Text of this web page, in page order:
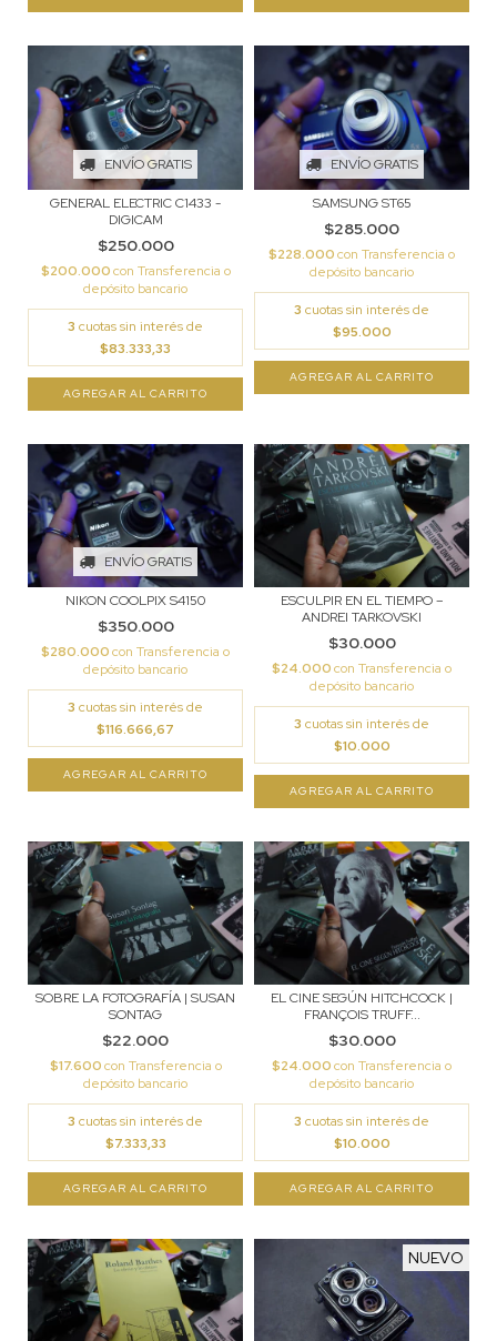
ENVÍO GRATIS
GENERAL ELECTRIC C1433 -
DIGICAM
$250.000
$200.000con Transferencia o
depósito bancario
3 cuotas sin interés de
$83.333,33
ENVÍO GRATIS
SAMSUNG ST65
$285.000
$228.000con Transferencia o
depósito bancario
3 cuotas sin interés de
$95.000
ENVÍO GRATIS
NIKON COOLPIX S4150
$350.000
$280.000con Transferencia o
depósito bancario
3 cuotas sin interés de
$116.666,67
ESCULPIR EN EL TIEMPO –
ANDREI TARKOVSKI
$30.000
$24.000con Transferencia o
depósito bancario
3 cuotas sin interés de
$10.000
SOBRE LA FOTOGRAFÍA | SUSAN
SONTAG
$22.000
$17.600con Transferencia o
depósito bancario
3 cuotas sin interés de
$7.333,33
EL CINE SEGÚN HITCHCOCK |
FRANÇOIS TRUFF...
$30.000
$24.000con Transferencia o
depósito bancario
3 cuotas sin interés de
$10.000
NUEVO